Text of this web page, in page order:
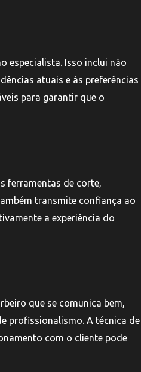
especialista. Isso inclui não
atuais e às preferências
para garantir que o
ferramentas de corte,
transmite confiança ao
a experiência do
que se comunica bem,
profissionalismo. A técnica de
com o cliente pode